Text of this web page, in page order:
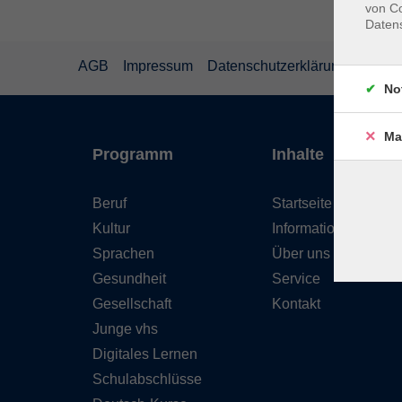
AGB Impressum Datenschutzerklärung
Programm
Beruf
Kultur
Sprachen
Gesundheit
Gesellschaft
Junge vhs
Digitales Lernen
Schulabschlüsse
Inhalte
Startseite
Informationen
Über uns
Service
Kontakt
von